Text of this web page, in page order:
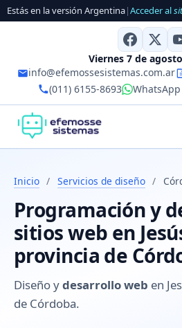
Estás en la versión Argentina|Acceder al
Viernes 7 de
info@efemossesistemas.com.ar
(011) 6155-8693
Inicio / Servicios de diseño /
Programación y
sitios web en
provincia de
Diseño ydesarrollo web en
de Córdoba.